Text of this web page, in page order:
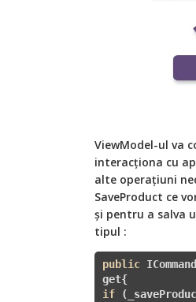
ViewModel-ul va
interacționa cu
alte operațiuni
SaveProduct ce
și pentru a salva
tipul :
public
if